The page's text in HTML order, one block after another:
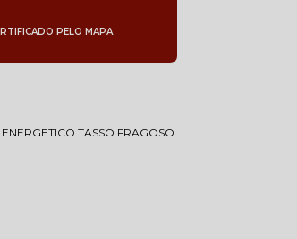
PELO MAPA
TASSO FRAGOSO